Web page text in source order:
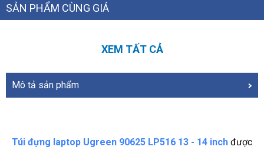
SẢN PHẨM CÙNG GIÁ
XEM TẤT CẢ
Mô tả sản phẩm
Túi đựng laptop Ugreen 90625 LP516 13 - 14 inch được